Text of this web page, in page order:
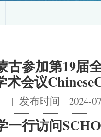
古参加第19届
会议
| 发布时间 2024-
一行访问